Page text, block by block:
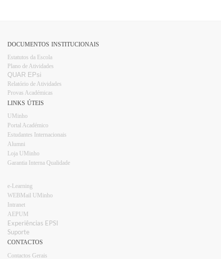
DOCUMENTOS INSTITUCIONAIS
Estatutos da Escola
Plano d​e Atividades
QUAR EPsi
Relatório de Atividades
Provas Académicas
LINKS ÚTEIS
UMinho
Portal Académico
Estudantes Internacionais​​
Alumni
Loja UMinho​
Garantia Interna Qualidade
e-Learning
WEBMail UMinho
Intranet
AEPUM​
Experiências EPSI​​
Suporte
CONTACTOS
Contactos Gerais